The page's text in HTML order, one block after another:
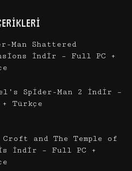
Man Shattered
İndir – Full PC +
Spider-Man 2 İndir –
Türkçe
and The Temple of
İndir – Full PC +